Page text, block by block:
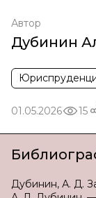
Автор
Дубинин
01.05.2026 15
Дубинин, А. Д.